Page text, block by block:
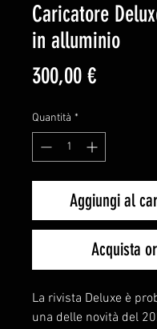
Caricatore
in alluminio
300,00 €Prezzo
Quantità *
Aggiungi al
Acquista
La rivista Deluxe è
una delle novità del